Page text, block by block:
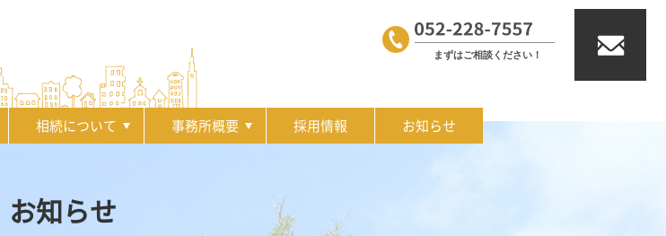
相続について 事務所概要 採用情報 お知らせ
お知らせ